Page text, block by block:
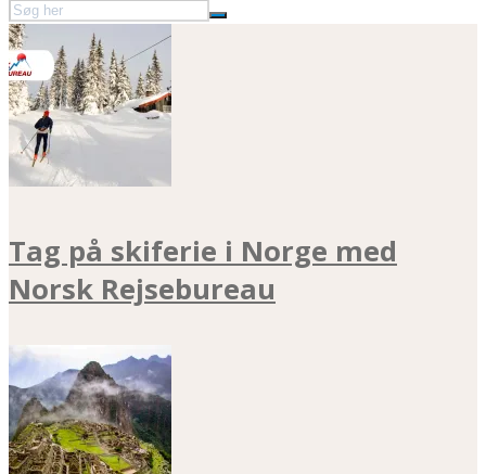
Tag på skiferie i Norge med
Norsk Rejsebureau